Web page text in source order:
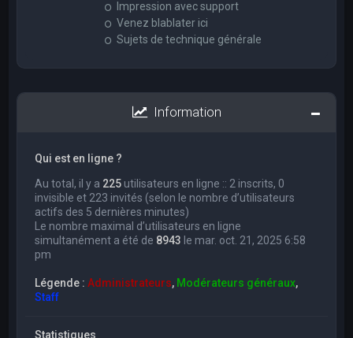
Impression avec support
Venez blablater ici
Sujets de technique générale
Information
Qui est en ligne ?
Au total, il y a 225 utilisateurs en ligne :: 2 inscrits, 0
invisible et 223 invités (selon le nombre d’utilisateurs
actifs des 5 dernières minutes)
Le nombre maximal d’utilisateurs en ligne
simultanément a été de 8943 le mar. oct. 21, 2025 6:58
pm
Légende :Administrateurs, Modérateurs généraux,
Staff
Statistiques